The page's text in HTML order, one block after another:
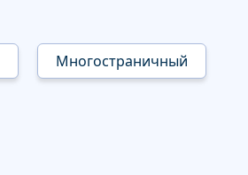
Многостраничный